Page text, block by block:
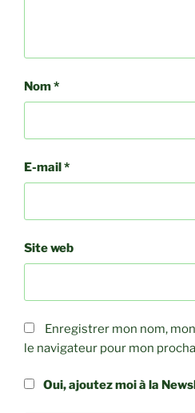
Nom*
E-mail*
Site web
Enregistrer mon nom,
le navigateur pour mon
Oui, ajoutez moi à la